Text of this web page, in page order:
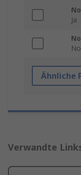
Ja
No
Ähnliche
Verwandte